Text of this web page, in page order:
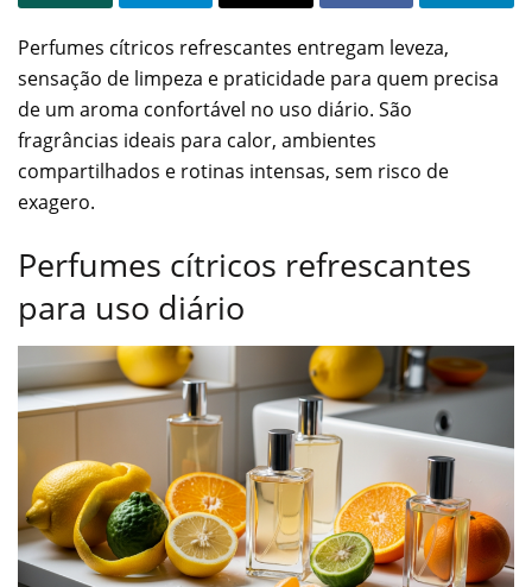
Perfumes cítricos refrescantes entregam leveza,
sensação de limpeza e praticidade para quem precisa
de um aroma confortável no uso diário. São
fragrâncias ideais para calor, ambientes
compartilhados e rotinas intensas, sem risco de
exagero.
Perfumes cítricos refrescantes
para uso diário